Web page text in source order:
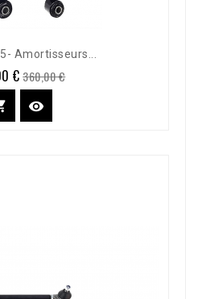
Amortisseurs...
Prix
€ Prix
de
base
360,00 €
